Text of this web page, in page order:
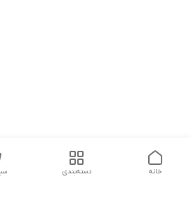
دسته‌بندی خانه